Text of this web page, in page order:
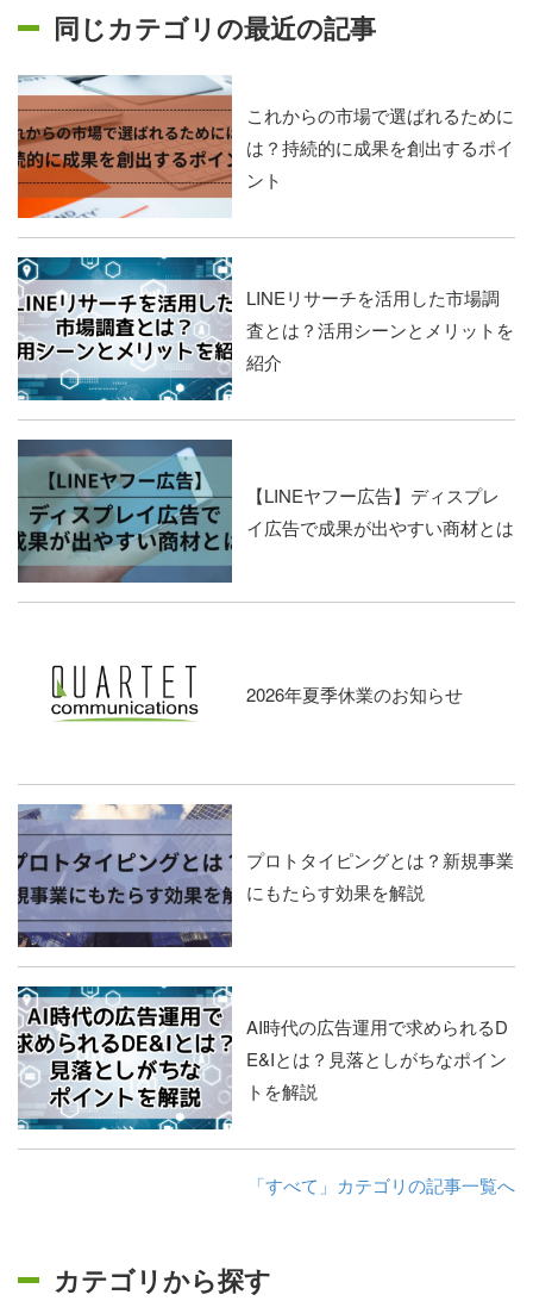
同じカテゴリの最近の記事
これからの市場で選ばれるために
は？持続的に成果を創出するポイ
ント
LINEリサーチを活用した市場調
査とは？活用シーンとメリットを
紹介
【LINEヤフー広告】ディスプレ
イ広告で成果が出やすい商材とは
2026年夏季休業のお知らせ
プロトタイピングとは？新規事業
にもたらす効果を解説
AI時代の広告運用で求められるD
E&Iとは？見落としがちなポイン
トを解説
「すべて」カテゴリの記事一覧へ
カテゴリから探す